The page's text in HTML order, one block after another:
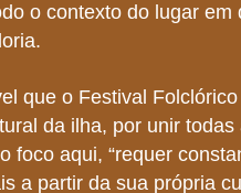
o contexto do lugar
que o Festival
da ilha, por unir
foco aqui, “requer
a partir da sua própria